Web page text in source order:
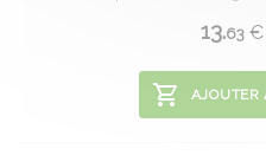
13.63 €
AJOUTER